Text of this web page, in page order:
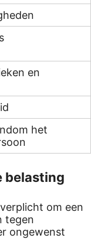
en
het
belasting
om een
tegen
ongewenst